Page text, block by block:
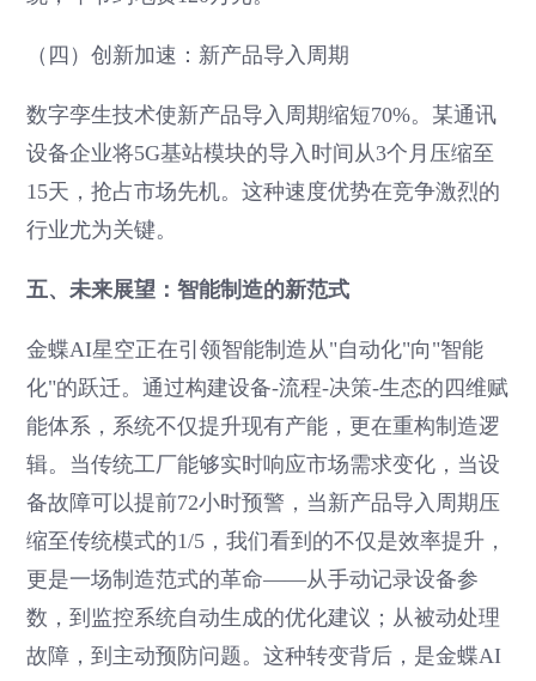
（四）创新加速：新产品导入周期
数字孪生技术使新产品导入周期缩短70%。某通讯
设备企业将5G基站模块的导入时间从3个月压缩至
15天，抢占市场先机。这种速度优势在竞争激烈的
行业尤为关键。
五、未来展望：智能制造的新范式
金蝶AI星空正在引领智能制造从"自动化"向"智能
化"的跃迁。通过构建设备-流程-决策-生态的四维赋
能体系，系统不仅提升现有产能，更在重构制造逻
辑。当传统工厂能够实时响应市场需求变化，当设
备故障可以提前72小时预警，当新产品导入周期压
缩至传统模式的1/5，我们看到的不仅是效率提升，
更是一场制造范式的革命——从手动记录设备参
数，到监控系统自动生成的优化建议；从被动处理
故障，到主动预防问题。这种转变背后，是金蝶AI